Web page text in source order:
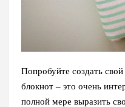
Попробуйте создать
блокнот – это очень
полной мере выразить